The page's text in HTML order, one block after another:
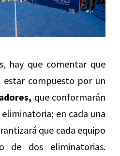
hay que comentar que
estar compuesto por un
que conformarán
en cada una
que cada equipo
de dos eliminatorias.